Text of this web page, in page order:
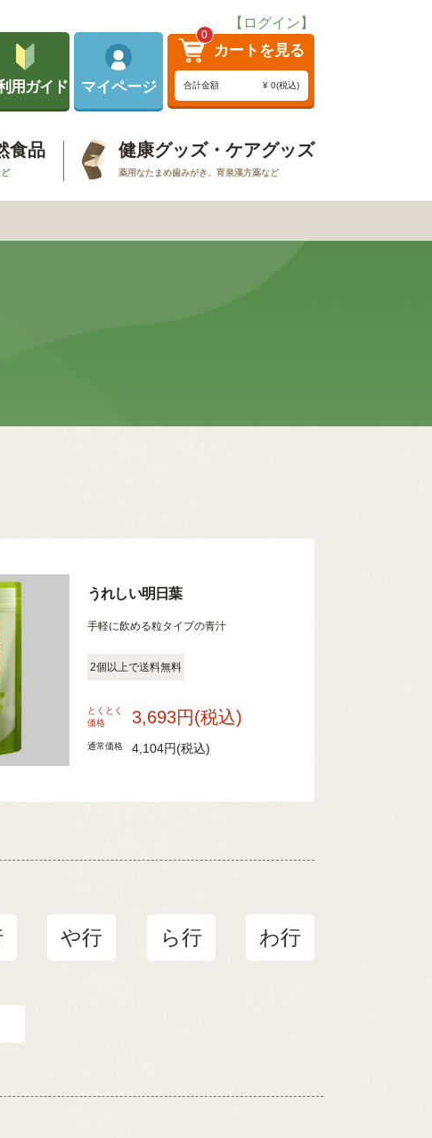
【ログイン】
用ガイド マイページ
0
カートを見る
合計金額 ¥ 0(税込)
食品 健康グッズ・ケアグッズ
薬用なたまめ歯みがき、宵泉漢方薬など
うれしい明日葉
手軽に飲める粒タイプの青汁
2個以上で送料無料
とくとく
価格
3,693円(税込)
通常価格 4,104円(税込)
や行 ら行 わ行